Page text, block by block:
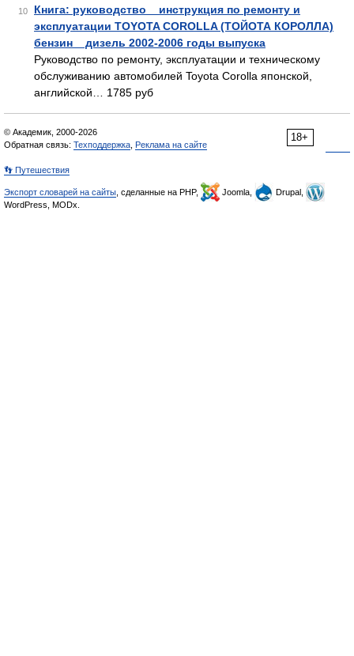
10
Книга: руководство _ инструкция по ремонту и
эксплуатации TOYOTA COROLLA (ТОЙОТА КОРОЛЛА)
бензин _ дизель 2002-2006 годы выпуска
Руководство по ремонту, эксплуатации и техническому
обслуживанию автомобилей Toyota Corolla японской,
английской… 1785 руб
18+
© Академик, 2000-2026
Обратная связь: Техподдержка Реклама на сайте
👣 Путешествия
Экспорт словарей на сайты , сделанные на PHP, Joomla,
Drupal,
WordPress, MODx.